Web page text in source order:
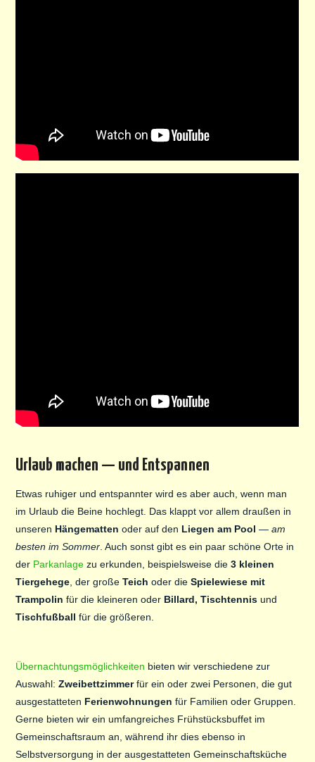
Urlaub machen — und Entspannen
Etwas ruhiger und entspannter wird es aber auch, wenn man
im Urlaub die Beine hochlegt. Das klappt vor allem draußen in
unseren Hängematten oder auf den Liegen am Pool —am
besten im Sommer . Auch sonst gibt es ein paar schöne Orte in
der Parkanlage zu erkunden, beispielsweise die3 kleinen
Tiergehege , der großeTeich oder dieSpielewiese mit
Trampolin für die kleineren oder Billard, Tischtennis und
Tischfußball für die größeren.
Übernachtungsmöglichkeiten bieten wir verschiedene zur
Auswahl:Zweibettzimmerfür ein oder zwei Personen, die gut
ausgestatteten Ferienwohnungen für Familien oder Gruppen.
Gerne bieten wir ein umfangreiches Frühstücksbuffet im
Gemeinschaftsraum an, während ihr dies ebenso in
Selbstversorgung in der ausgestatteten Gemeinschaftsküche